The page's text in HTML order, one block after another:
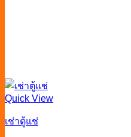
Quick View
เช่าตู้แช่